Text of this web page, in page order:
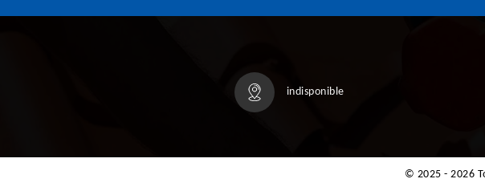
indisponible
© 2025 - 2026